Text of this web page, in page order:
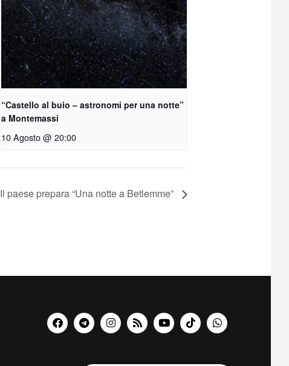
“Castello al buio – astronomi per una notte”
a Montemassi
10 Agosto @ 20:00
Il paese prepara “Una notte a Betlemme”